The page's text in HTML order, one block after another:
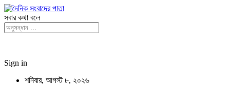
সবার কথা বলে
Sign in
শনিবার, আগস্ট ৮, ২০২৬